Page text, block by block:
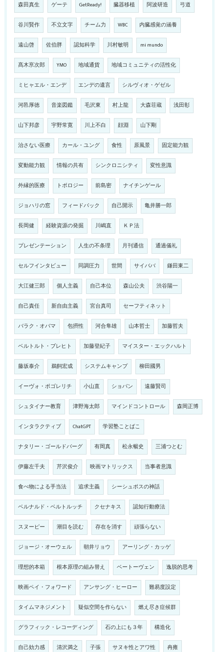
森田真生 ゲーテ GetReady! 臓器移植 阿波研造 弓道
谷川賢作 不立文字 チーム力 WBC 内臓感覚の涵養
遠山啓 佐伯胖 認知科学 川村敏明 mi mundo
髙木亰次郎 YMO 地域通貨 地域コミュニティの活性化
ミヒャエル・エンデ エンデの遺言 シルヴィオ・ゲゼル
河邑厚徳 音楽図鑑 毛沢東 村上龍 大森荘蔵 浅田彰
山下邦彦 宇野常寛 川上不白 顔淵 山下剛
治さない医療 カール・ユング 食性 原風景 固定能力観
変動能力観 情報の共有 シンクロニシティ 変性意識
外縁的医療 トポロジー 前島密 ナイチンゲール
ジョハリの窓 フィードバック 自己開示 亀井勝一郎
長岡健 経験資源の発掘 川嶋直 ＫＰ法
プレゼンテーション 人生の不条理 月刊通信 通過儀礼
セルフインタビュー 同調圧力 世間 サイババ 鎌田東二
大江健三郎 個人主義 自己本位 森山公夫 渋谷陽一
自己責任 新自由主義 宮台真司 セーフティネット
バラク・オバマ 包摂性 河合隼雄 山本哲士 加藤哲夫
ベルトルト・ブレヒト 加藤登紀子 マイスター・エックハルト
藤坂泰介 鵜飼宏成 システムキャンプ 柳田國男
イーヴォ・ポゴレリチ 小山直 ショパン 遠藤賢司
シュタイナー教育 津野海太郎 マインドコントロール 森岡正博
インタラクティブ ChatGPT 学習塾ことばこ
ナタリー・ゴールドバーグ 有岡真 松永暢史 三浦つとむ
伊藤左千夫 芹沢俊介 映画マトリックス 当事者意識
食べ物による手当法 追求主義 シーシュポスの神話
ベルナルド・ベルトルッチ クセナキス 認知行動療法
スヌーピー 潮目を読む 存在を消す 頑張らない
ジョージ・オーウェル 朝井リョウ アーリング・カッゲ
理想的本箱 根本原理の組み替え ベートーヴェン 逸脱的思考
映画ペイ・フォワード アンサング・ヒーロー 難易度設定
タイムマネジメント 疑似空間を作らない 燃え尽き症候群
グラフィック・レコーディング 石の上にも３年 構造化
自己効力感 清沢満之 子張 サヌキ性とアワ性 冉雍